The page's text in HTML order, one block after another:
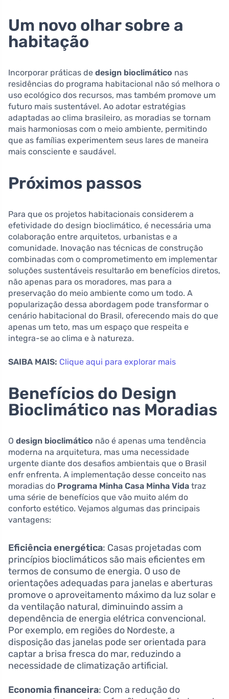
Um novo olhar sobre a
habitação
Incorporar práticas de design bioclimático nas
residências do programa habitacional não só melhora o
uso ecológico dos recursos, mas também promove um
futuro mais sustentável. Ao adotar estratégias
adaptadas ao clima brasileiro, as moradias se tornam
mais harmoniosas com o meio ambiente, permitindo
que as famílias experimentem seus lares de maneira
mais consciente e saudável.
Próximos passos
Para que os projetos habitacionais considerem a
efetividade do design bioclimático, é necessária uma
colaboração entre arquitetos, urbanistas e a
comunidade. Inovação nas técnicas de construção
combinadas com o comprometimento em implementar
soluções sustentáveis resultarão em benefícios diretos,
não apenas para os moradores, mas para a
preservação do meio ambiente como um todo. A
popularização dessa abordagem pode transformar o
cenário habitacional do Brasil, oferecendo mais do que
apenas um teto, mas um espaço que respeita e
integra-se ao clima e à natureza.
SAIBA MAIS: Clique aqui para explorar mais
Benefícios do Design
Bioclimático nas Moradias
O design bioclimático não é apenas uma tendência
moderna na arquitetura, mas uma necessidade
urgente diante dos desafios ambientais que o Brasil
enfr enfrenta. A implementação desse conceito nas
moradias do Programa Minha Casa Minha Vida traz
uma série de benefícios que vão muito além do
conforto estético. Vejamos algumas das principais
vantagens:
Eficiência energética: Casas projetadas com
princípios bioclimáticos são mais eficientes em
termos de consumo de energia. O uso de
orientações adequadas para janelas e aberturas
promove o aproveitamento máximo da luz solar e
da ventilação natural, diminuindo assim a
dependência de energia elétrica convencional.
Por exemplo, em regiões do Nordeste, a
disposição das janelas pode ser orientada para
captar a brisa fresca do mar, reduzindo a
necessidade de climatização artificial.
Economia financeira: Com a redução do